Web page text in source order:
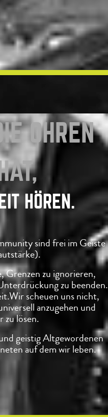
OHREN
HÖREN.
sind frei im Geiste
Grenzen zu ignorieren,
zu beenden.
Wir scheuen uns nicht,
anzugehen und
zu lösen.
geistig Altgewordenen
auf dem wir leben.